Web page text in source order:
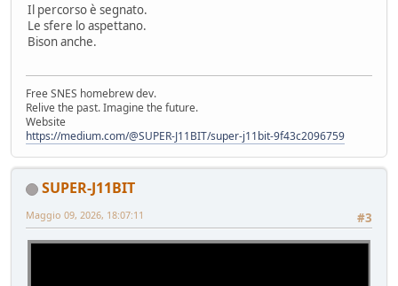
Il percorso è segnato.
Le sfere lo aspettano.
Bison anche.
Free SNES homebrew dev.
Relive the past. Imagine the future.
Website
https://medium.com/@SUPER-J11BIT/super-j11bit-9f43c2096759
SUPER-J11BIT
#3
Maggio 09, 2026, 18:07:11